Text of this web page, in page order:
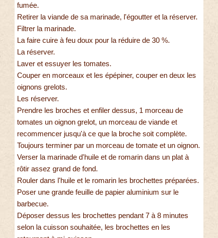
fumée.
Retirer la viande de sa marinade, l'égoutter et la réserver.
Filtrer la marinade.
La faire cuire à feu doux pour la réduire de 30 %.
La réserver.
Laver et essuyer les tomates.
Couper en morceaux et les épépiner, couper en deux les
oignons grelots.
Les réserver.
Prendre les broches et enfiler dessus, 1 morceau de
tomates un oignon grelot, un morceau de viande et
recommencer jusqu'à ce que la broche soit complète.
Toujours terminer par un morceau de tomate et un oignon.
Verser la marinade d'huile et de romarin dans un plat à
rôtir assez grand de fond.
Rouler dans l'huile et le romarin les brochettes préparées.
Poser une grande feuille de papier aluminium sur le
barbecue.
Déposer dessus les brochettes pendant 7 à 8 minutes
selon la cuisson souhaitée, les brochettes en les